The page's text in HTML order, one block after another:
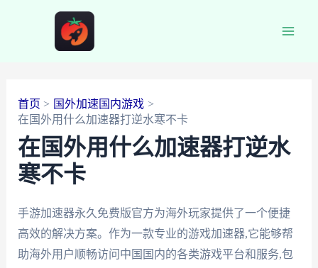
首页
国外加速国内游戏
在国外用什么加速器打逆水寒不卡
在国外用什么加速器打逆水
寒不卡
手游加速器永久免费版官方为海外玩家提供了一个便捷
高效的解决方案。作为一款专业的游戏加速器,它能够帮
助海外用户顺畅访问中国国内的各类游戏平台和服务,包